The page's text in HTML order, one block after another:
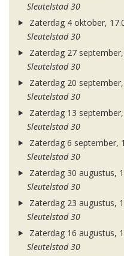
Sleutelstad 30
Zaterdag 4 oktober,
Sleutelstad 30
Zaterdag 27
Sleutelstad 30
Zaterdag 20
Sleutelstad 30
Zaterdag 13
Sleutelstad 30
Zaterdag 6 september,
Sleutelstad 30
Zaterdag 30 augustus,
Sleutelstad 30
Zaterdag 23 augustus,
Sleutelstad 30
Zaterdag 16 augustus,
Sleutelstad 30